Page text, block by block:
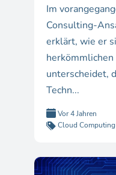
Im
Consulting-
erklärt, wie er
unterscheidet,
Techn...
Vor 4 Jahren
Cloud Computing